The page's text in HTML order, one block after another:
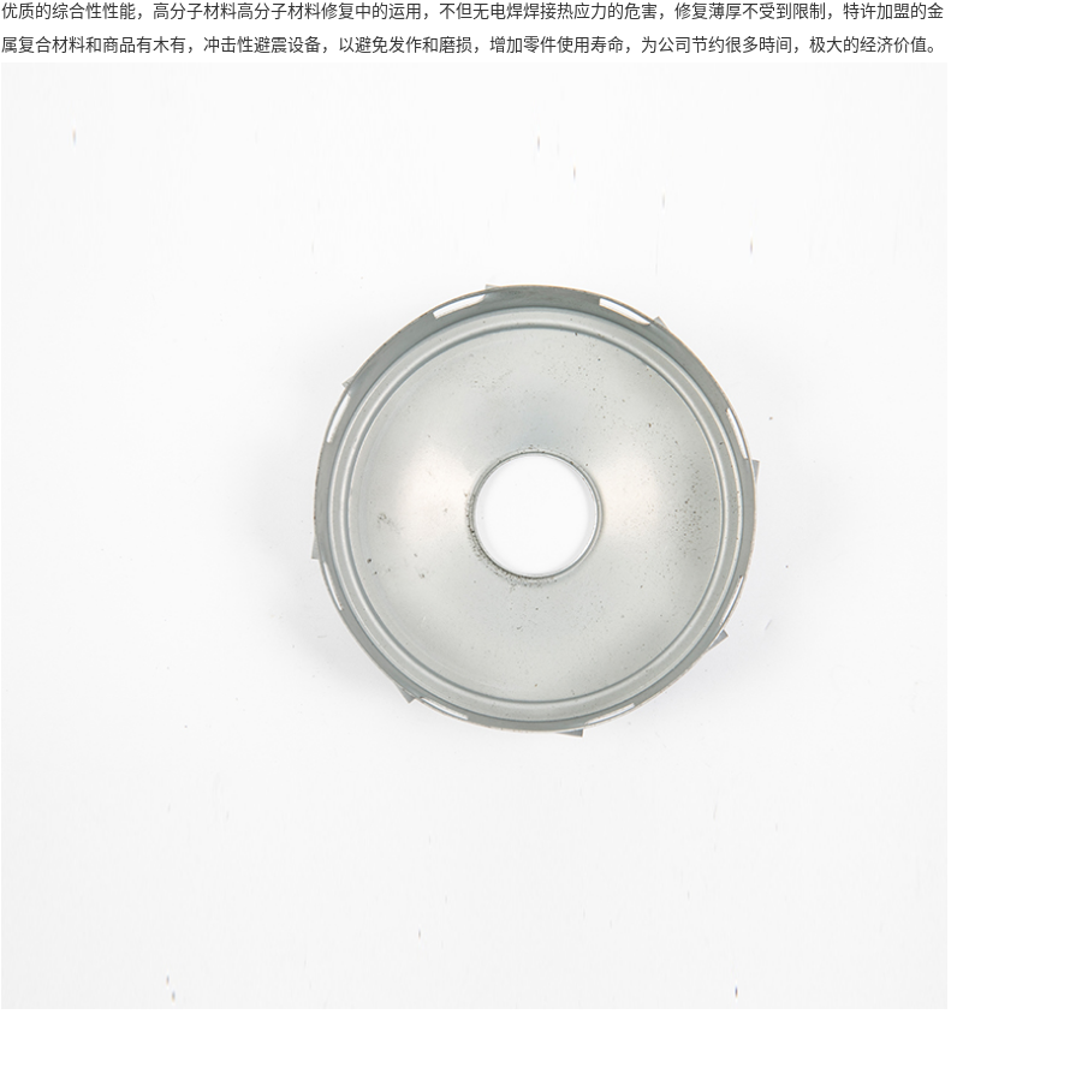
优质的综合性性能，高分子材料高分子材料修复中的运用，不但无电焊焊接热应力的危害，修复薄厚不受到限制，特许加盟的金
属复合材料和商品有木有，冲击性避震设备，以避免发作和磨损，增加零件使用寿命，为公司节约很多時间，极大的经济价值。